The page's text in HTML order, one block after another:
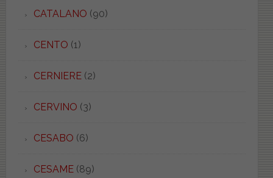
CATALANO (90)
CENTO (1)
CERNIERE(2)
CERVINO (3)
CESABO (6)
CESAME(89)